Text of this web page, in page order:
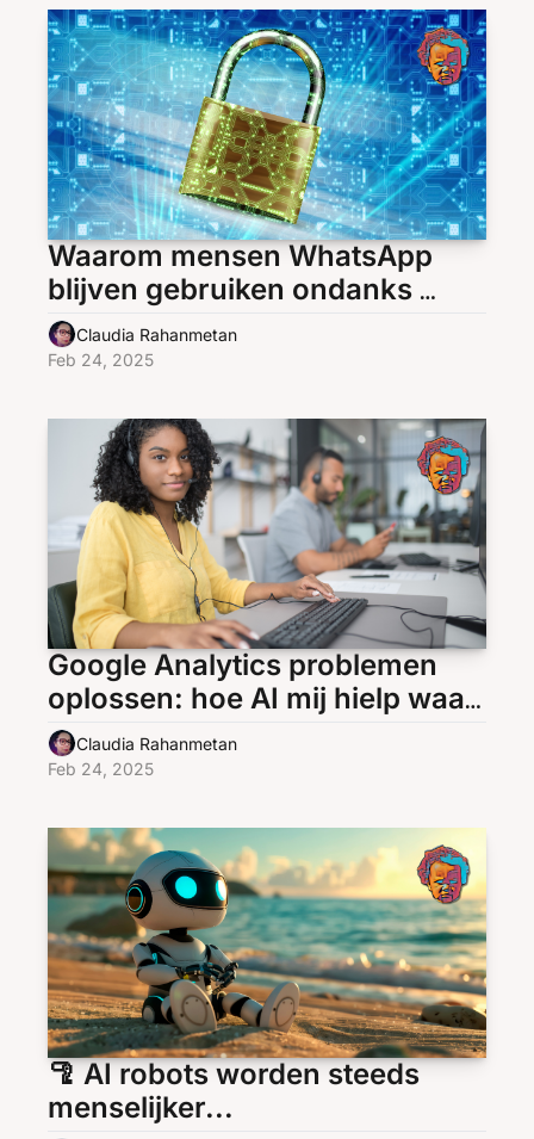
Waarom mensen WhatsApp
blijven gebruiken ondanks
betere alternatieven
Claudia Rahanmetan
Feb 24, 2025
Google Analytics problemen
oplossen: hoe AI mij hielp waar
helpdesks faalden
Claudia Rahanmetan
Feb 24, 2025
🦿 AI robots worden steeds
menselijker...